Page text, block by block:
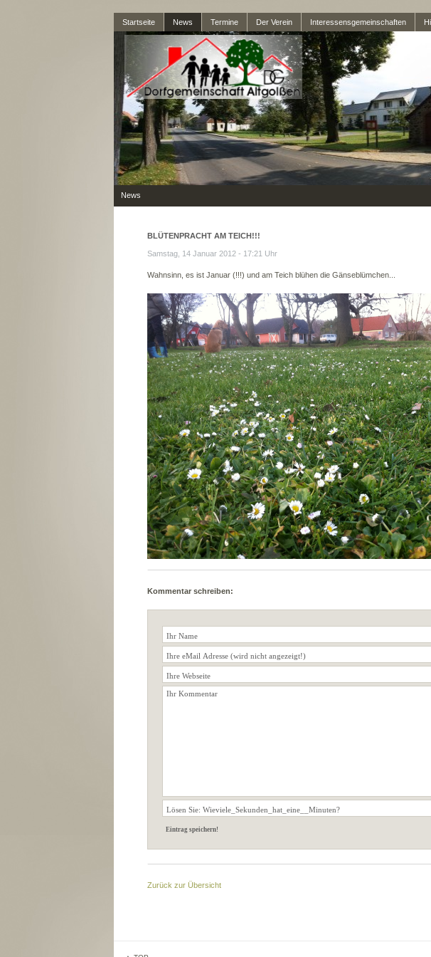
Startseite News Termine Der Verein Interessensgemeinschaften
News
BLÜTENPRACHT AM TEICH!!!
Samstag, 14 Januar 2012 - 17:21 Uhr
Wahnsinn, es ist Januar (!!!) und am Teich blühen die Gänseblümchen...
Kommentar schreiben:
Zurück zur Übersicht